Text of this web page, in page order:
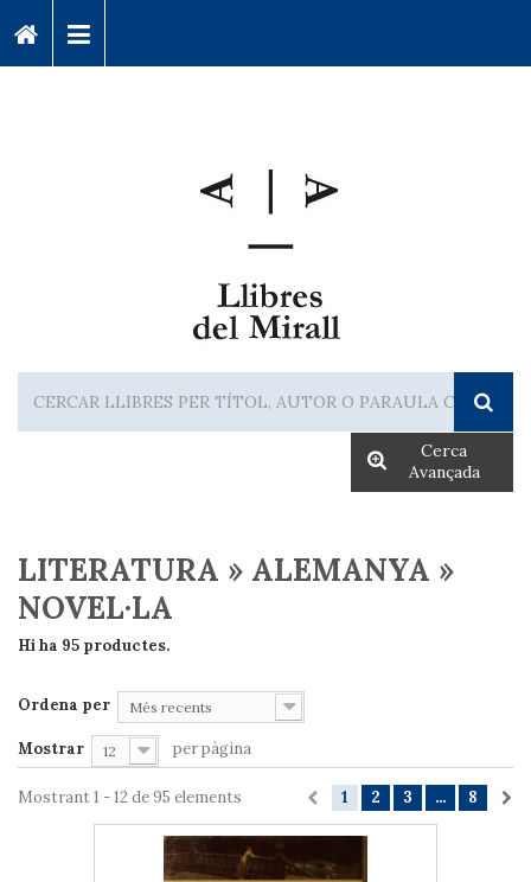
Cerca
Avançada
LITERATURA » ALEMANYA »
NOVEL·LA
Hi ha 95 productes.
Ordena per Més recents
Mostrar 12 per pàgina
1 2 3 ... 8
Mostrant 1 - 12 de 95 elements